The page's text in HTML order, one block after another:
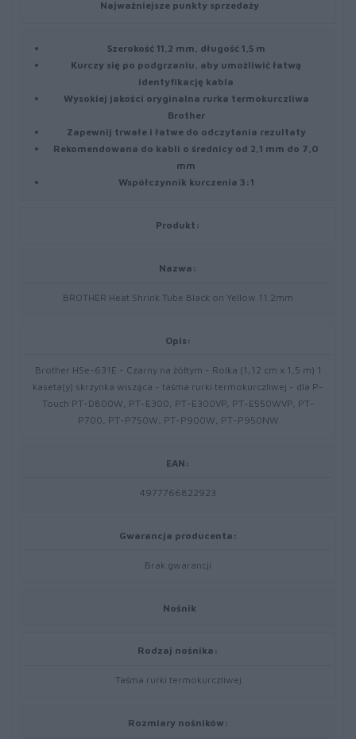
Najważniejsze punkty sprzedaży
Szerokość 11,2 mm, długość 1,5 m
Kurczy się po podgrzaniu, aby umożliwić łatwą
identyfikację kabla
Wysokiej jakości oryginalna rurka termokurczliwa
Brother
Zapewnij trwałe i łatwe do odczytania rezultaty
Rekomendowana do kabli o średnicy od 2,1 mm do 7,0
mm
Współczynnik kurczenia 3:1
Produkt:
Nazwa:
BROTHER Heat Shrink Tube Black on Yellow 11.2mm
Opis:
Brother HSe-631E - Czarny na żółtym - Rolka (1,12 cm x 1,5 m) 1
kaseta(y) skrzynka wisząca - taśma rurki termokurczliwej - dla P-
Touch PT-D800W, PT-E300, PT-E300VP, PT-E550WVP, PT-
P700, PT-P750W, PT-P900W, PT-P950NW
EAN:
4977766822923
Gwarancja producenta:
Brak gwarancji
Nośnik
Rodzaj nośnika:
Taśma rurki termokurczliwej
Rozmiary nośników: